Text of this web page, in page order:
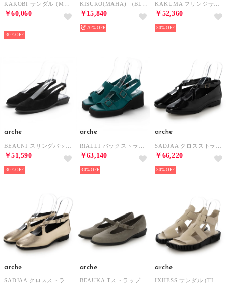
￥60,060
30%
￥15,840
70%
￥52,360
30%
arche
￥51,590
30%
arche
￥63,140
30%
arche
￥66,220
30%
arche arche arche